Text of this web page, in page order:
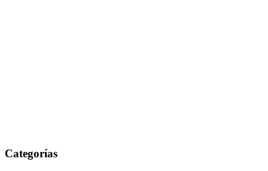
Categorías